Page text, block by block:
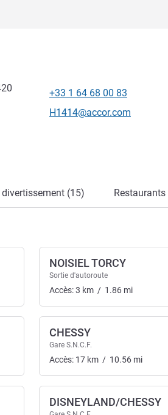
Téléphone
+33 1 64 68 00 83
Email de contact
H1414@accor.com
(15)
NOISIEL TORCY
Sortie d'autoroute
Accès:3 km / 1.86 mi
CHESSY
Gare S.N.C.F.
Accès: 17 km / 10.56 mi
DISNEYLAND/CHESSY